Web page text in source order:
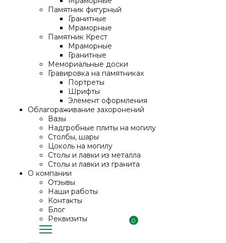
Памятник фигурный
Гранитные
Мраморные
Памятник Крест
Мраморные
Гранитные
Мемориальные доски
Гравировка на памятниках
Портреты
Шрифты
Элемент оформления
Облагораживание захоронений
Вазы
Надгробные плиты на могилу
Столбы, шары
Цоколь на могилу
Столы и лавки из металла
Столы и лавки из гранита
О компании
Отзывы
Наши работы
Контакты
Блог
Реквизиты
0